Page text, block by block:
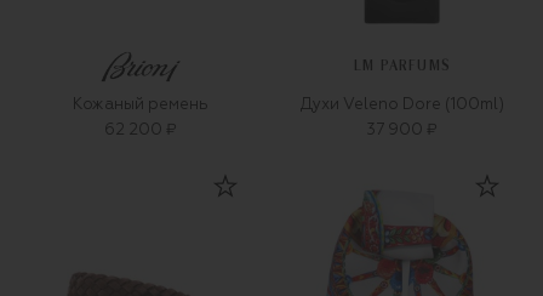
Кожаный ремень
62 200 ₽
LM PARFUMS
Духи Veleno Dore (100ml)
37 900 ₽